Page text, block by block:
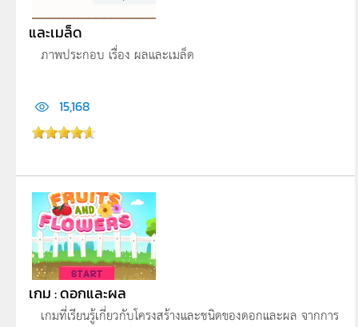
และเมล็ด
ภาพประกอบ เรื่อง ผลและเมล็ด
15,168
เกม : ดอกและผล
เกมที่เรียนรู้เกี่ยวกับโครงสร้างและชนิดของดอกและผล จากการ